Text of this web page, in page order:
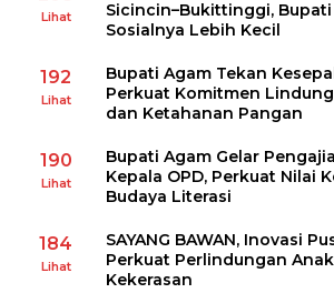
Lihat
Sicincin–Bukittinggi, Bupati
Sosialnya Lebih Kecil
192
Lihat
Bupati Agam Tekan
Perkuat Komitmen
dan Ketahanan Pangan
190
Lihat
Bupati Agam Gelar
Kepala OPD, Perkuat Nilai
Budaya Literasi
184
Lihat
SAYANG BAWAN, Inovasi
Perkuat Perlindungan
Kekerasan